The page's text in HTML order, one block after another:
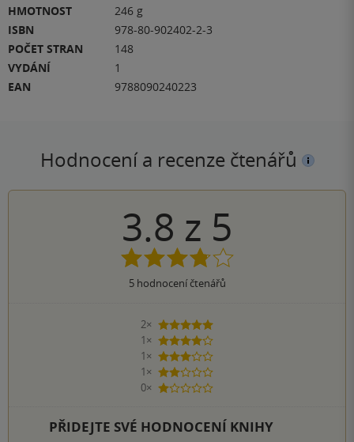
HMOTNOST
246 g
ISBN
978-80-902402-2-3
POČET STRAN
148
VYDÁNÍ
1
EAN
9788090240223
Hodnocení a recenze čtenářů
3.8 z 5
5hodnocení čtenářů
2×
5 hvězdiček
1×
4 hvězdičky
1×
3 hvězdičky
1×
2 hvězdičky
0×
1 hvezdička
PŘIDEJTE SVÉ HODNOCENÍ KNIHY